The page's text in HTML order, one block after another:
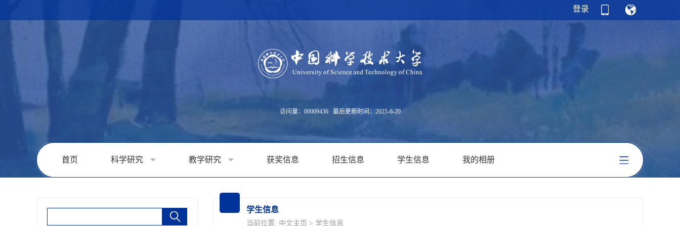
登录
访问量： 00009436 最后更新时间： 2025-6-20
首页 科学研究 教学研究 获奖信息 招生信息 学生信息 我的相册
学生信息
当前位置: 中文主页 > 学生信息